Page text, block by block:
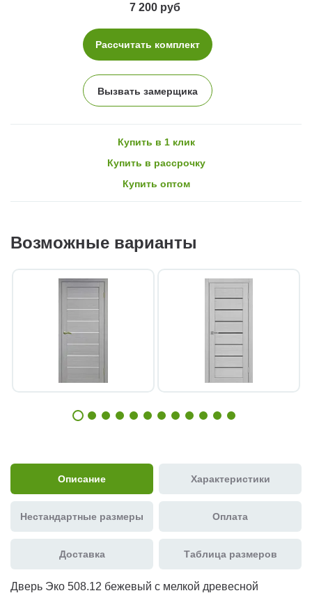
7 200 руб
Рассчитать комплект
Вызвать замерщика
Купить в 1 клик
Купить в рассрочку
Купить оптом
Возможные варианты
Описание Характеристики
Нестандартные размеры Оплата
Доставка Таблица размеров
Дверь Эко 508.12 бежевый с мелкой древесной